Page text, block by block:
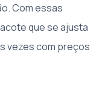
Com essas
que se ajusta
vezes com preços